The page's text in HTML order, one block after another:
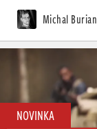
Michal Burian
NOVINKA